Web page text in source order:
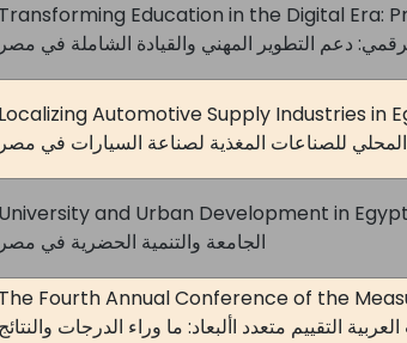
Transforming Education in the Digital Era:
دعم التطوير المهني والقيادة الشاملة في مصر
Localizing Automotive Supply Industries in
للصناعات المغذية لصناعة السيارات في مصر
University and Urban Development in Egypt
الجامعة والتنمية الحضرية في مصر
The Fourth Annual Conference of the
التقييم متعدد األبعاد: ما وراء الدرجات والنتائج